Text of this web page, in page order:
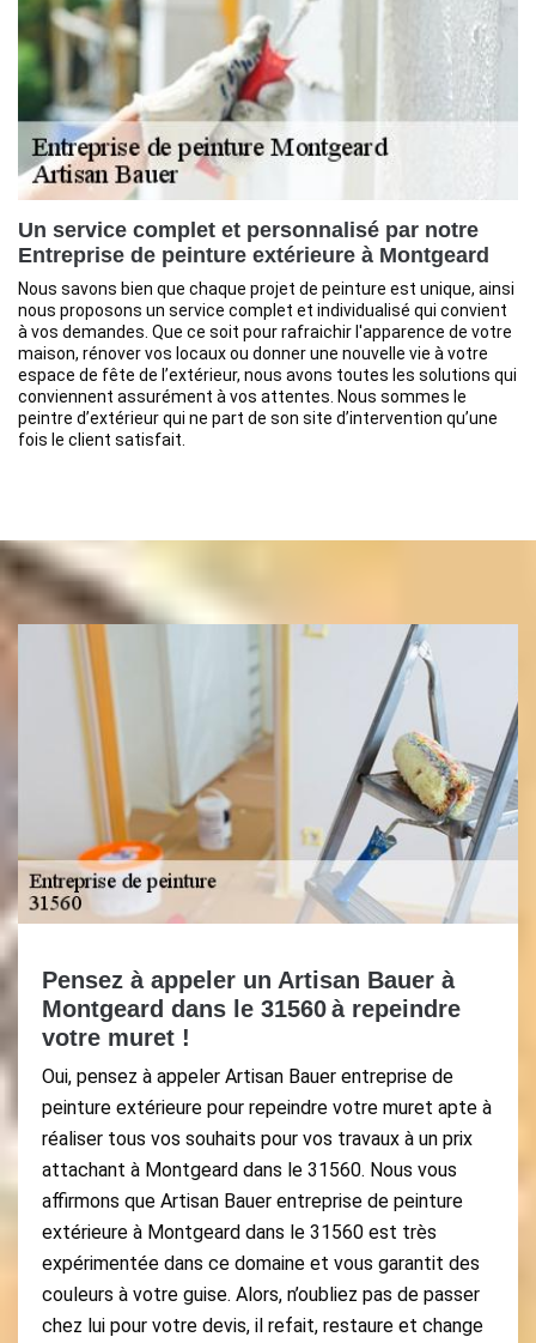
Un service complet et personnalisé par notre
Entreprise de peinture extérieure à Montgeard
Nous savons bien que chaque projet de peinture est unique, ainsi
nous proposons un service complet et individualisé qui convient
à vos demandes. Que ce soit pour rafraichir l'apparence de votre
maison, rénover vos locaux ou donner une nouvelle vie à votre
espace de fête de l’extérieur, nous avons toutes les solutions qui
conviennent assurément à vos attentes. Nous sommes le
peintre d’extérieur qui ne part de son site d’intervention qu’une
fois le client satisfait.
Pensez à appeler un Artisan Bauer à
Montgeard dans le 31560 à repeindre
votre muret !
Oui, pensez à appeler Artisan Bauer entreprise de
peinture extérieure pour repeindre votre muret apte à
réaliser tous vos souhaits pour vos travaux à un prix
attachant à Montgeard dans le 31560. Nous vous
affirmons que Artisan Bauer entreprise de peinture
extérieure à Montgeard dans le 31560 est très
expérimentée dans ce domaine et vous garantit des
couleurs à votre guise. Alors, n’oubliez pas de passer
chez lui pour votre devis, il refait, restaure et change